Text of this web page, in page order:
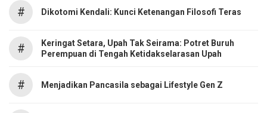
# Dikotomi Kendali: Kunci Ketenangan Filosofi Teras
#
Keringat Setara, Upah Tak Seirama: Potret Buruh
Perempuan di Tengah Ketidakselarasan Upah
# Menjadikan Pancasila sebagai Lifestyle Gen Z